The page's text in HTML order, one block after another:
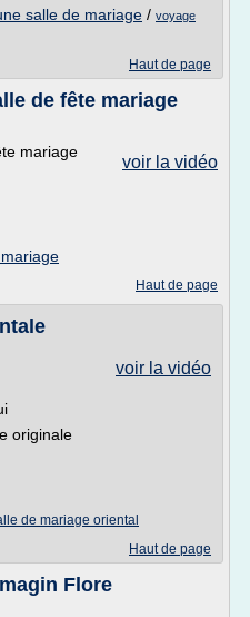
salle de mariage / voyage
Haut de page
de fête mariage
voir la vidéo
mariage
Haut de page
voir la vidéo
originale
de mariage oriental
Haut de page
Flore